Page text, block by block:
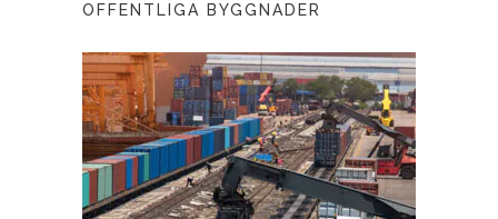
OFFENTLIGA BYGGNADER